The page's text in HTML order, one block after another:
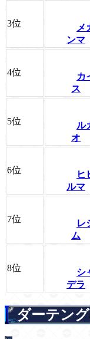
3位
メ
ンマ
4位
カ
ス
5位
ル
オ
6位
ヒ
ルマ
7位
レ
ム
8位
シ
デラ
ダーテン